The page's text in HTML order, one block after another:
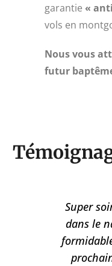
garantie «
vols en
Nous vous
futur
Super
dans le